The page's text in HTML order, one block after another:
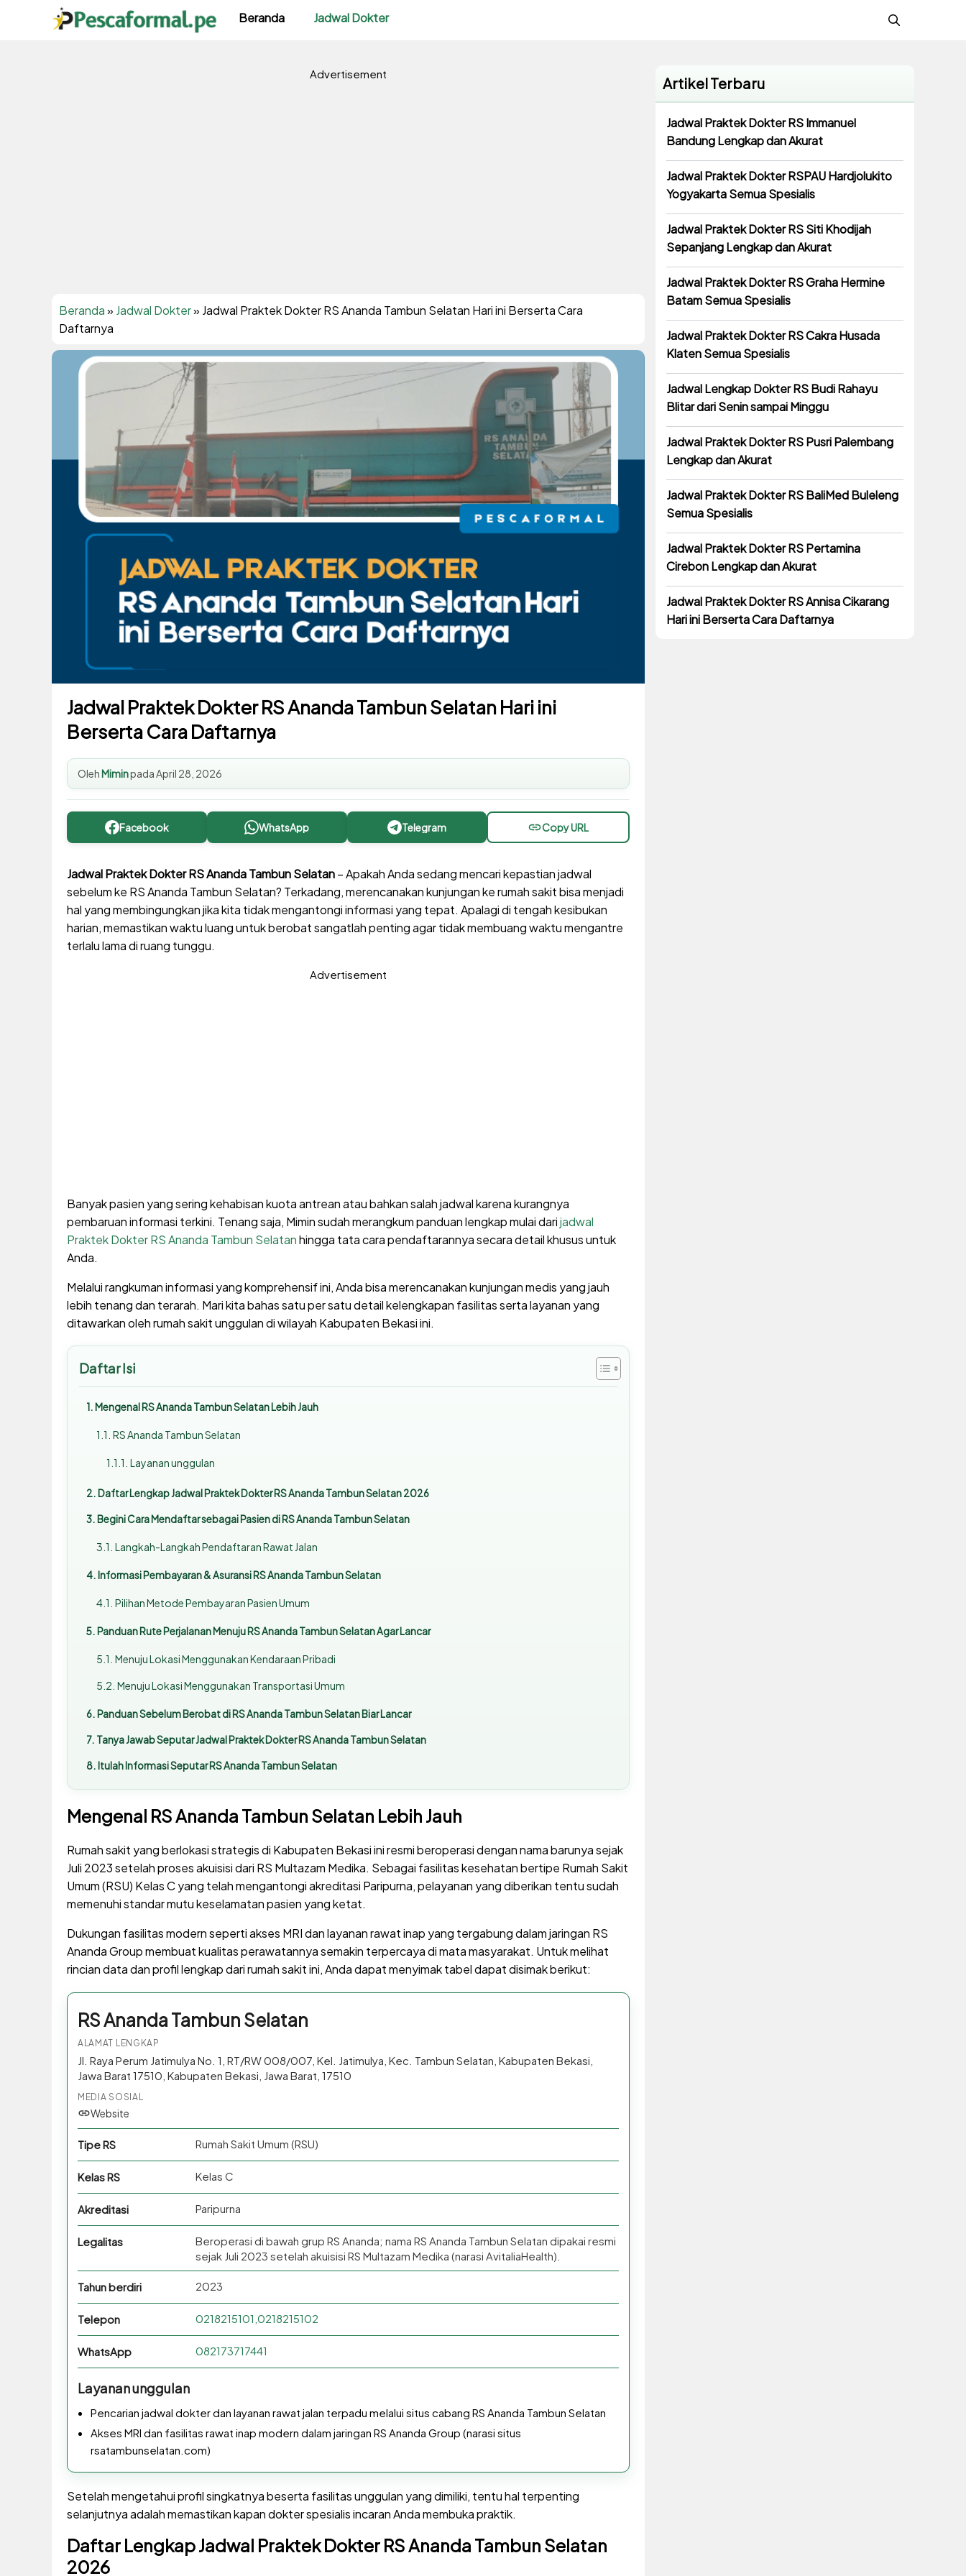
Beranda Jadwal Dokter
Advertisement
Beranda» Jadwal Dokter» Jadwal Praktek Dokter RS Ananda Tambun Selatan Hari ini Berserta Cara
Daftarnya
Jadwal Praktek Dokter RS Ananda Tambun Selatan Hari ini
Berserta Cara Daftarnya
Oleh MiminpadaApril 28, 2026
Facebook WhatsApp Telegram Copy URL
Jadwal Praktek Dokter RS Ananda Tambun Selatan– Apakah Anda sedang mencari kepastian jadwal
sebelum ke RS Ananda Tambun Selatan? Terkadang, merencanakan kunjungan ke rumah sakit bisa menjadi
hal yang membingungkan jika kita tidak mengantongi informasi yang tepat. Apalagi di tengah kesibukan
harian, memastikan waktu luang untuk berobat sangatlah penting agar tidak membuang waktu mengantre
terlalu lama di ruang tunggu.
Advertisement
Banyak pasien yang sering kehabisan kuota antrean atau bahkan salah jadwal karena kurangnya
pembaruan informasi terkini. Tenang saja, Mimin sudah merangkum panduan lengkap mulai darijadwal
Praktek Dokter RS Ananda Tambun Selatanhingga tata cara pendaftarannya secara detail khusus untuk
Anda.
Melalui rangkuman informasi yang komprehensif ini, Anda bisa merencanakan kunjungan medis yang jauh
lebih tenang dan terarah. Mari kita bahas satu per satu detail kelengkapan fasilitas serta layanan yang
ditawarkan oleh rumah sakit unggulan di wilayah Kabupaten Bekasi ini.
Daftar Isi
Mengenal RS Ananda Tambun Selatan Lebih Jauh
RS Ananda Tambun Selatan
Layanan unggulan
Daftar Lengkap Jadwal Praktek Dokter RS Ananda Tambun Selatan 2026
Begini Cara Mendaftar sebagai Pasien di RS Ananda Tambun Selatan
Langkah-Langkah Pendaftaran Rawat Jalan
Informasi Pembayaran & Asuransi RS Ananda Tambun Selatan
Pilihan Metode Pembayaran Pasien Umum
Panduan Rute Perjalanan Menuju RS Ananda Tambun Selatan Agar Lancar
Menuju Lokasi Menggunakan Kendaraan Pribadi
Menuju Lokasi Menggunakan Transportasi Umum
Panduan Sebelum Berobat di RS Ananda Tambun Selatan Biar Lancar
Tanya Jawab Seputar Jadwal Praktek Dokter RS Ananda Tambun Selatan
Itulah Informasi Seputar RS Ananda Tambun Selatan
Mengenal RS Ananda Tambun Selatan Lebih Jauh
Rumah sakit yang berlokasi strategis di Kabupaten Bekasi ini resmi beroperasi dengan nama barunya sejak
Juli 2023 setelah proses akuisisi dari RS Multazam Medika. Sebagai fasilitas kesehatan bertipe Rumah Sakit
Umum (RSU) Kelas C yang telah mengantongi akreditasi Paripurna, pelayanan yang diberikan tentu sudah
memenuhi standar mutu keselamatan pasien yang ketat.
Dukungan fasilitas modern seperti akses MRI dan layanan rawat inap yang tergabung dalam jaringan RS
Ananda Group membuat kualitas perawatannya semakin terpercaya di mata masyarakat. Untuk melihat
rincian data dan profil lengkap dari rumah sakit ini, Anda dapat menyimak tabel dapat disimak berikut:
RS Ananda Tambun Selatan
ALAMAT LENGKAP
Jl. Raya Perum Jatimulya No. 1, RT/RW 008/007, Kel. Jatimulya, Kec. Tambun Selatan, Kabupaten Bekasi,
Jawa Barat 17510, Kabupaten Bekasi, Jawa Barat, 17510
MEDIA SOSIAL
Website
Tipe RS Rumah Sakit Umum (RSU)
Kelas RS Kelas C
Akreditasi Paripurna
Legalitas
Beroperasi di bawah grup RS Ananda; nama RS Ananda Tambun Selatan dipakai resmi
sejak Juli 2023 setelah akuisisi RS Multazam Medika (narasi AvitaliaHealth).
Tahun berdiri 2023
Telepon 0218215101,0218215102
WhatsApp 082173717441
Layanan unggulan
Pencarian jadwal dokter dan layanan rawat jalan terpadu melalui situs cabang RS Ananda Tambun Selatan
Akses MRI dan fasilitas rawat inap modern dalam jaringan RS Ananda Group (narasi situs
rsatambunselatan.com)
Setelah mengetahui profil singkatnya beserta fasilitas unggulan yang dimiliki, tentu hal terpenting
selanjutnya adalah memastikan kapan dokter spesialis incaran Anda membuka praktik.
Daftar Lengkap Jadwal Praktek Dokter RS Ananda Tambun Selatan
2026
Artikel Terbaru
Jadwal Praktek Dokter RS Immanuel
Bandung Lengkap dan Akurat
Jadwal Praktek Dokter RSPAU Hardjolukito
Yogyakarta Semua Spesialis
Jadwal Praktek Dokter RS Siti Khodijah
Sepanjang Lengkap dan Akurat
Jadwal Praktek Dokter RS Graha Hermine
Batam Semua Spesialis
Jadwal Praktek Dokter RS Cakra Husada
Klaten Semua Spesialis
Jadwal Lengkap Dokter RS Budi Rahayu
Blitar dari Senin sampai Minggu
Jadwal Praktek Dokter RS Pusri Palembang
Lengkap dan Akurat
Jadwal Praktek Dokter RS BaliMed Buleleng
Semua Spesialis
Jadwal Praktek Dokter RS Pertamina
Cirebon Lengkap dan Akurat
Jadwal Praktek Dokter RS Annisa Cikarang
Hari ini Berserta Cara Daftarnya